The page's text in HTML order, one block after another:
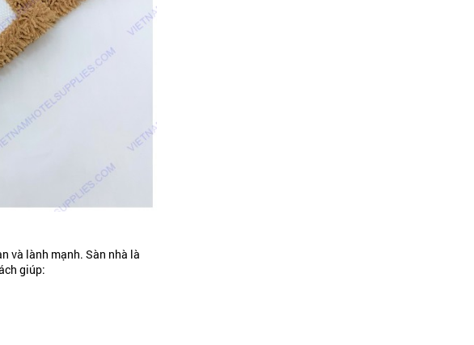
và lành mạnh. Sàn nhà là
giúp: